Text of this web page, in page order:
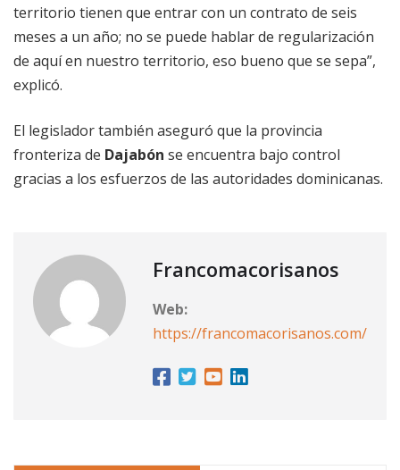
territorio tienen que entrar con un contrato de seis
meses a un año; no se puede hablar de regularización
de aquí en nuestro territorio, eso bueno que se sepa”,
explicó.
El legislador también aseguró que la provincia
fronteriza de Dajabón se encuentra bajo control
gracias a los esfuerzos de las autoridades dominicanas.
Francomacorisanos
Web:
https://francomacorisanos.com/